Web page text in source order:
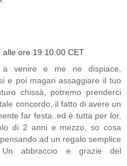
ore 19:10:00 CET
venire e me ne dispiace,
e poi magari assaggiare il tuo
chissà, potremo prenderci
concordo, il fatto di avere un
far festa..ed è tutta per lor,
di 2 anni e mezzo, so cosa
ad un regalo semplice
abbraccio e grazie del